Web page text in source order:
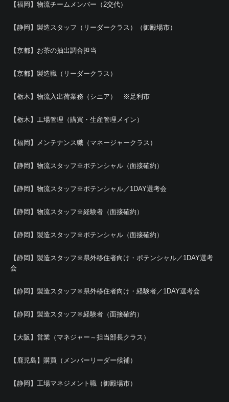
【福岡】物流チームメンバー（2交代）
【静岡】製造スタッフ（リーダークラス）（御殿場市）
【京都】お茶の抽出調合担当
【京都】製造職（リーダークラス）
【栃木】物流入出荷業務（シニア） ※足利市
【栃木】工場管理（購買・生産管理メイン）
【福岡】メンテナンス職（マネージャークラス）
【静岡】物流スタッフ※ポテンシャル（面接確約）
【静岡】物流スタッフ※ポテンシャル／1DAY選考会
【静岡】物流スタッフ※経験者（面接確約）
【静岡】製造スタッフ※ポテンシャル（面接確約）
【静岡】製造スタッフ※県外移住者向け・ポテンシャル／1DAY選考
会
【静岡】製造スタッフ※県外移住者向け・経験者／1DAY選考会
【静岡】製造スタッフ※経験者（面接確約）
【大阪】営業（マネジャー～担当部長クラス）
【鹿児島】購買（メンバーリーダー候補）
【静岡】工場マネジメント職（御殿場市）